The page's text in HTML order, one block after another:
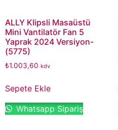
ALLY Klipsli Masaüstü
Mini Vantilatör Fan 5
Yaprak 2024 Versiyon-
(5775)
₺1.003,60 kdv
Sepete Ekle
Whatsapp Sipariş